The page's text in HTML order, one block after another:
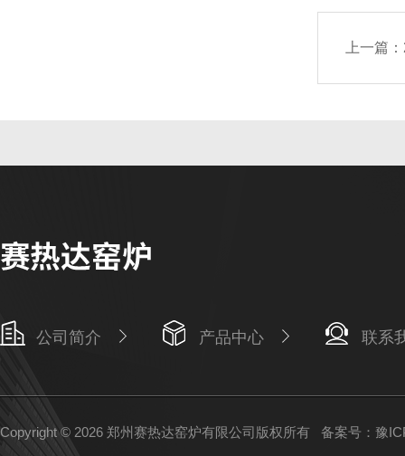
上一篇：
公司简介 产品中心 联系
Copyright © 2026 郑州赛热达窑炉有限公司版权所有 备案号：豫